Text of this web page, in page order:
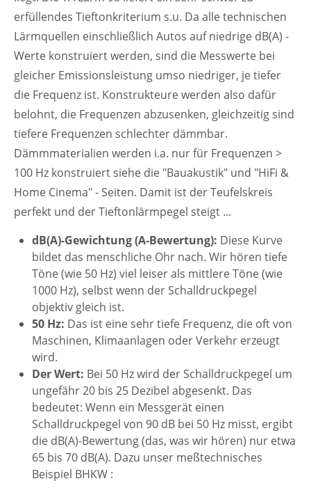
erfüllendes Tieftonkriterium s.u. Da alle technischen
Lärmquellen einschließlich Autos auf niedrige dB(A) -
Werte konstruiert werden, sind die Messwerte bei
gleicher Emissionsleistung umso niedriger, je tiefer
die Frequenz ist. Konstrukteure werden also dafür
belohnt, die Frequenzen abzusenken, gleichzeitig sind
tiefere Frequenzen schlechter dämmbar.
Dämmmaterialien werden i.a. nur für Frequenzen >
100 Hz konstruiert siehe die "Bauakustik" und "HiFi &
Home Cinema" - Seiten. Damit ist der Teufelskreis
perfekt und der Tieftonlärmpegel steigt ...
dB(A)-Gewichtung (A-Bewertung): Diese Kurve
bildet das menschliche Ohr nach. Wir hören tiefe
Töne (wie 50 Hz) viel leiser als mittlere Töne (wie
1000 Hz), selbst wenn der Schalldruckpegel
objektiv gleich ist.
50 Hz: Das ist eine sehr tiefe Frequenz, die oft von
Maschinen, Klimaanlagen oder Verkehr erzeugt
wird.
Der Wert: Bei 50 Hz wird der Schalldruckpegel um
ungefähr 20 bis 25 Dezibel abgesenkt. Das
bedeutet: Wenn ein Messgerät einen
Schalldruckpegel von 90 dB bei 50 Hz misst, ergibt
die dB(A)-Bewertung (das, was wir hören) nur etwa
65 bis 70 dB(A). Dazu unser meßtechnisches
Beispiel BHKW :